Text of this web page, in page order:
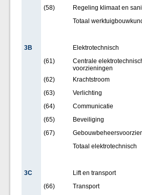
(58)
Regeling klimaat en
Totaal
3B
Elektrotechnisch
(61)
Centrale
voorzieningen
(62) Krachtstroom
(63) Verlichting
(64) Communicatie
(65)
Beveiliging
(67)
Totaal elektrotechnisch
3C
Lift en transport
(66)
Transport